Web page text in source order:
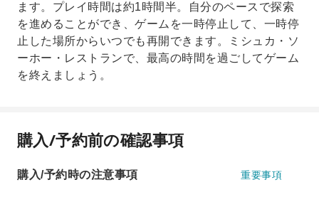
ます。プレイ時間は約1時間半。自分のペースで探索
を進めることができ、ゲームを一時停止して、一時停
止した場所からいつでも再開できます。ミシュカ・ソ
ーホー・レストランで、最高の時間を過ごしてゲーム
を終えましょう。
購入/予約前の確認事項
購入/予約時の注意事項 重要事項